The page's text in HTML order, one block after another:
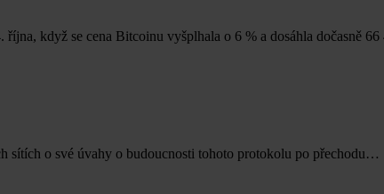
když se cena Bitcoinu vyšplhala o 6 % a dosáhla dočasně
sítích o své úvahy o budoucnosti tohoto protokolu po přechodu…